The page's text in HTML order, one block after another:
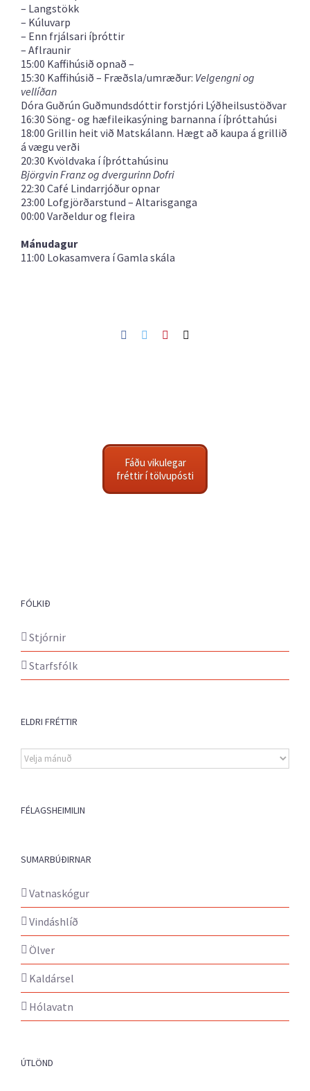
– Langstökk
– Kúluvarp
– Enn frjálsari íþróttir
– Aflraunir
15:00 Kaffihúsið opnað –
15:30 Kaffihúsið – Fræðsla/umræður: Velgengni og
vellíðan
Dóra Guðrún Guðmundsdóttir forstjóri Lýðheilsustöðvar
16:30 Söng- og hæfileikasýning barnanna í íþróttahúsi
18:00 Grillin heit við Matskálann. Hægt að kaupa á grillið
á vægu verði
20:30 Kvöldvaka í íþróttahúsinu
Björgvin Franz og dvergurinn Dofri
22:30 Café Lindarrjóður opnar
23:00 Lofgjörðarstund – Altarisganga
00:00 Varðeldur og fleira
Mánudagur
11:00 Lokasamvera í Gamla skála
Facebook
TwitterPinterest
Fáðu vikulegar
fréttir í tölvupósti
FÓLKIÐ
Stjórnir
Starfsfólk
ELDRI FRÉTTIR
Eldri
fréttir
FÉLAGSHEIMILIN
SUMARBÚÐIRNAR
Vatnaskógur
Vindáshlíð
Ölver
Kaldársel
Hólavatn
ÚTLÖND